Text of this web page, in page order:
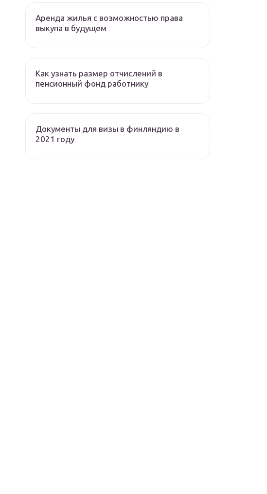
Аренда жилья с возможностью права
выкупа в будущем
Как узнать размер отчислений в
пенсионный фонд работнику
Документы для визы в финляндию в
2021 году